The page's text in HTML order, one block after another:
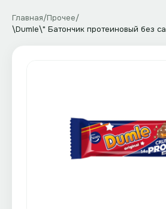
Главная/Прочее/
\Dumle\" Батончик протеиновый без